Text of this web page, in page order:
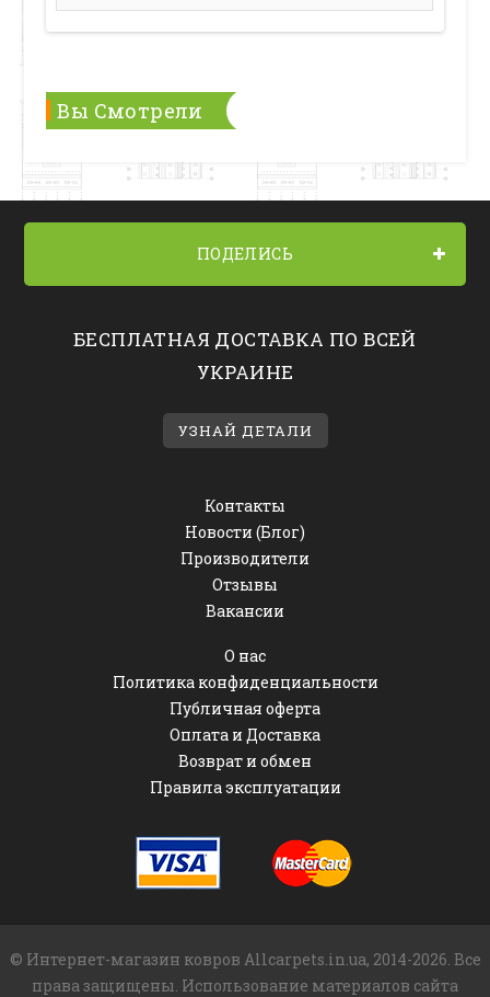
Вы Смотрели
ПОДЕЛИСЬ
БЕСПЛАТНАЯ ДОСТАВКА ПО ВСЕЙ
УКРАИНЕ
УЗНАЙ ДЕТАЛИ
Контакты
Новости (Блог)
Производители
Отзывы
Вакансии
О нас
Политика конфиденциальности
Публичная оферта
Оплата и Доставка
Возврат и обмен
Правила эксплуатации
© Интернет-магазин ковров Allcarpets.in.ua, 2014-2026. Все
права защищены. Использование материалов сайта